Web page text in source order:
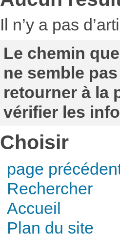
Il n’y a pas
Le chemin
ne semble
retourner à la
vérifier les
Choisir
page
Rechercher
Accueil
Plan du site